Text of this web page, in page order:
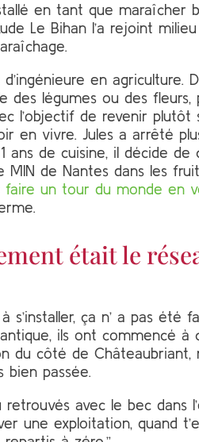
en tant que maraîcher
Le Bihan l’a rejoint
en agriculture.
des légumes ou des
l’objectif de revenir plutôt
en vivre. Jules a arrêté
ans de cuisine, il décide
MIN de Nantes dans les
faire un tour du monde en
était le
à s’installer, ça n’ a pas
ils ont commencé
du côté de Châteaubriant,
bien passée.
retrouvés avec le bec dans
une exploitation, quand